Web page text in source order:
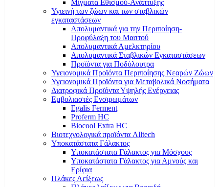
Μίγματα Εθισμού-Ανάπτυξης
Υγιεινή των ζώων και των σταβλικών
εγκαταστάσεων
Απολυμαντικά για την Περιποίηση-
Προφύλαξη του Μαστού
Απολυμαντικά Αμελκτηρίου
Απολυμαντικά Σταβλικών Εγκαταστάσεων
Προϊόντα για Ποδόλουτρα
Υγειονομικά Προϊόντα Περιποίησης Νεαρών Ζώων
Υγειονομικά Προϊόντα για Μεταβολικά Νοσήματα
Διατροφικά Προϊόντα Υψηλής Ενέργειας
Εμβολιαστές Ενσιρωμάτων
Egalis Ferment
Proferm HC
Biocool Extra HC
Βιοτεχνολογικά προϊόντα Alltech
Υποκατάστατα Γάλακτος
Υποκατάστατα Γάλακτος για Μόσχους
Υποκατάστατα Γάλακτος για Αμνούς και
Ερίφια
Πλάκες Λείξεως